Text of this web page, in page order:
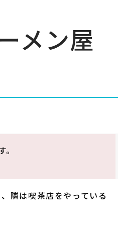
メン屋
隣は喫茶店をやっている